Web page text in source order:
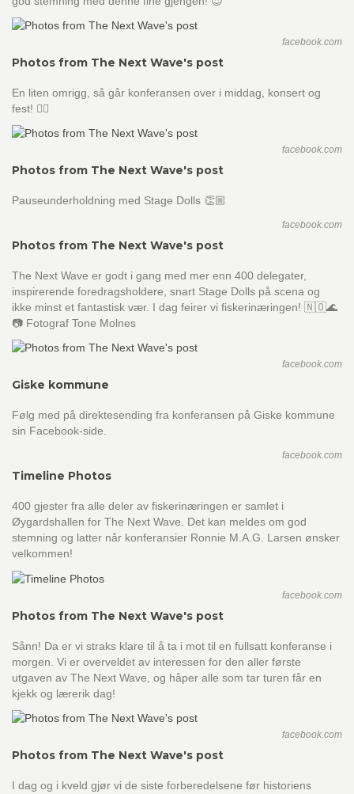
facebook.com
Photos from The Next Wave's post
En liten omrigg, så går konferansen over i middag, konsert og
fest! 👌🏼
facebook.com
Photos from The Next Wave's post
Pauseunderholdning med Stage Dolls 👏🏼
facebook.com
Photos from The Next Wave's post
The Next Wave er godt i gang med mer enn 400 delegater,
inspirerende foredragsholdere, snart Stage Dolls på scena og
ikke minst et fantastisk vær. I dag feirer vi fiskerinæringen! 🇳🇴🌊
📷 Fotograf Tone Molnes
facebook.com
Giske kommune
Følg med på direktesending fra konferansen på Giske kommune
sin Facebook-side.
facebook.com
Timeline Photos
400 gjester fra alle deler av fiskerinæringen er samlet i
Øygardshallen for The Next Wave. Det kan meldes om god
stemning og latter når konferansier Ronnie M.A.G. Larsen ønsker
velkommen!
facebook.com
Photos from The Next Wave's post
Sånn! Da er vi straks klare til å ta i mot til en fullsatt konferanse i
morgen. Vi er overveldet av interessen for den aller første
utgaven av The Next Wave, og håper alle som tar turen får en
kjekk og lærerik dag!
facebook.com
Photos from The Next Wave's post
I dag og i kveld gjør vi de siste forberedelsene før historiens